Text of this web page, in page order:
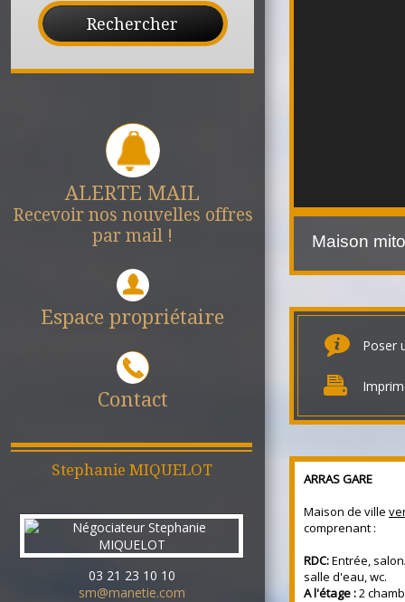
ALERTE MAIL
Recevoir nos nouvelles offres
par mail !
Espace propriétaire
Contact
Stephanie MIQUELOT
03 21 23 10 10
sm@manetie.com
Maison
Poser
ARRAS GARE
Maison de ville
comprenant :
RDC:Entrée,
salle d'eau, wc.
A l'étage :2